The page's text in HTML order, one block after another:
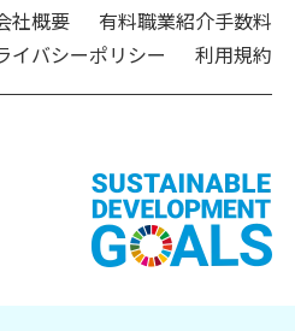
社概要
有料職業紹介手数料
イバシーポリシー
利用規約